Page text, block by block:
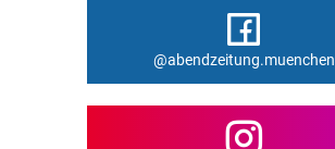
@abendzeitung.muenchen